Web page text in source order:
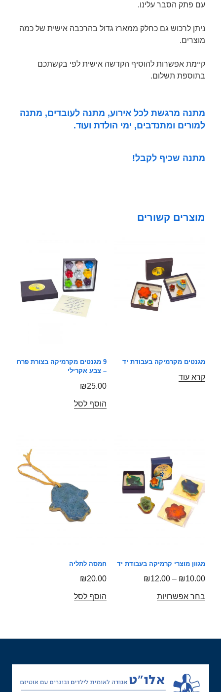
עם פתק הסבר עלינו.
ניתן לרכוש גם כחלק ממארז גדול בהרכבה אישית של כמה
מוצרים.
קיימת אפשרות להוסיף הקדשה אישית לפי בקשתכם
בתוספת תשלום.
מתנה מרגשת לכל אירוע, מתנה לעובדים, מתנה
למורים ומתנדבים, ימי הולדת ועוד.
מתנה שכיף לקבל!
מוצרים קשורים
מגנטים מקרמיקה בעבודת יד
קרא עוד
9 מגנטים מקרמיקה בצורת פרח
– צבע אקרילי
₪25.00
הוסף לסל
מגוון מוצרי קרמיקה בעבודת יד
₪10.00
–
₪12.00
בחר אפשרויות
חמסה לתליה
₪20.00
הוסף לסל